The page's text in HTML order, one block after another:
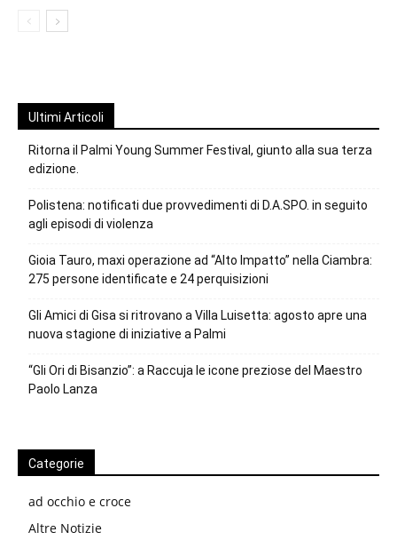
Ultimi Articoli
Ritorna il Palmi Young Summer Festival, giunto alla sua terza
edizione.
Polistena: notificati due provvedimenti di D.A.SPO. in seguito
agli episodi di violenza
Gioia Tauro, maxi operazione ad “Alto Impatto” nella Ciambra:
275 persone identificate e 24 perquisizioni
Gli Amici di Gisa si ritrovano a Villa Luisetta: agosto apre una
nuova stagione di iniziative a Palmi
“Gli Ori di Bisanzio”: a Raccuja le icone preziose del Maestro
Paolo Lanza
Categorie
ad occhio e croce
Altre Notizie